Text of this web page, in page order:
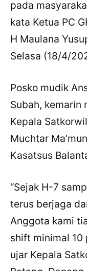
pada
kata Ketua PC
H Maulana
Selasa (18/4/
Posko mudik
Subah, kemarin
Kepala
Muchtar
Kasatsus
“Sejak H-7
terus berjaga
Anggota kami
shift minimal 10
ujar Kepala